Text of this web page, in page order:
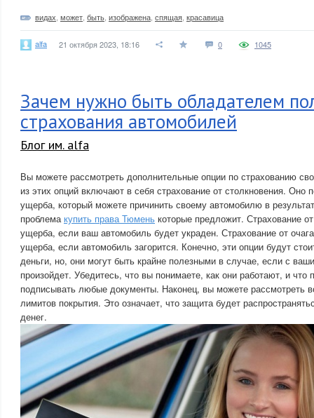
видах может быть изображена спящая красавица
alfa 21 октября 2023, 18:16 0 1045
Зачем нужно быть обладателем
страхования автомобилей
Блог им. alfa
Вы можете рассмотреть дополнительные опции по страхованию
из этих опций включают в себя страхование от столкновения. Оно
ущерба, который можете причинить своему автомобилю в
проблемакупить права Тюмень которые предложит. Страхование
ущерба, если ваш автомобиль будет украден. Страхование от
ущерба, если автомобиль загорится. Конечно, эти опции будут
деньги, но, они могут быть крайне полезными в случае, если с
произойдет. Убедитесь, что вы понимаете, как они работают, и
подписывать любые документы. Наконец, вы можете рассмотреть
лимитов покрытия. Это означает, что защита будет
денег.